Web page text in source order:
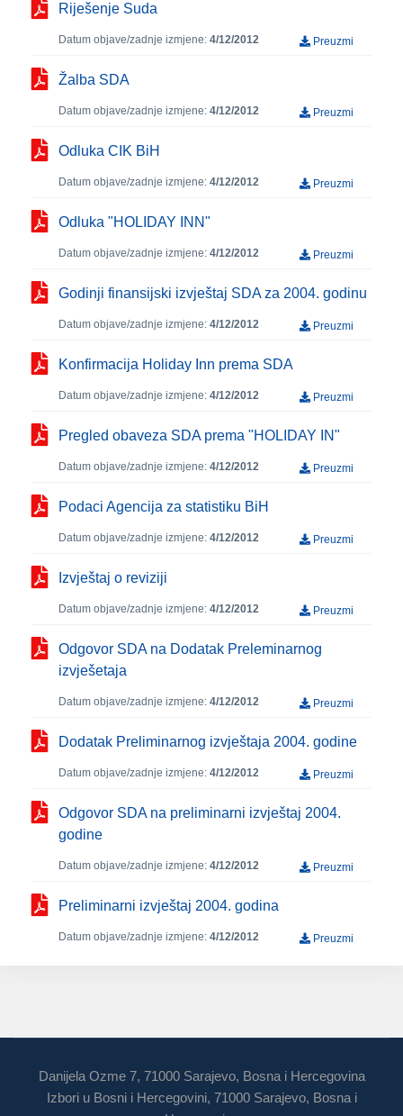
Riješenje Suda
Datum objave/zadnje izmjene: 4/12/2012 Preuzmi
Žalba SDA
Datum objave/zadnje izmjene: 4/12/2012 Preuzmi
Odluka CIK BiH
Datum objave/zadnje izmjene: 4/12/2012 Preuzmi
Odluka "HOLIDAY INN"
Datum objave/zadnje izmjene: 4/12/2012 Preuzmi
Godinji finansijski izvještaj SDA za 2004. godinu
Datum objave/zadnje izmjene: 4/12/2012 Preuzmi
Konfirmacija Holiday Inn prema SDA
Datum objave/zadnje izmjene: 4/12/2012 Preuzmi
Pregled obaveza SDA prema "HOLIDAY IN"
Datum objave/zadnje izmjene: 4/12/2012 Preuzmi
Podaci Agencija za statistiku BiH
Datum objave/zadnje izmjene: 4/12/2012 Preuzmi
Izvještaj o reviziji
Datum objave/zadnje izmjene: 4/12/2012 Preuzmi
Odgovor SDA na Dodatak Preleminarnog
izvješetaja
Datum objave/zadnje izmjene: 4/12/2012 Preuzmi
Dodatak Preliminarnog izvještaja 2004. godine
Datum objave/zadnje izmjene: 4/12/2012 Preuzmi
Odgovor SDA na preliminarni izvještaj 2004.
godine
Datum objave/zadnje izmjene: 4/12/2012 Preuzmi
Preliminarni izvještaj 2004. godina
Datum objave/zadnje izmjene: 4/12/2012 Preuzmi
Danijela Ozme 7, 71000 Sarajevo, Bosna i Hercegovina
Izbori u Bosni i Hercegovini, 71000 Sarajevo, Bosna i